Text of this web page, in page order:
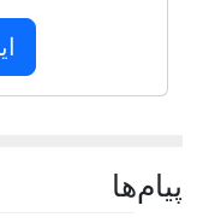
پيام‌ها